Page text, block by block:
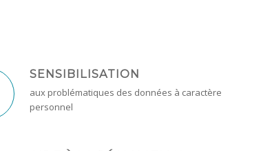
SENSIBILISATION
aux problématiques des données à caractère
personnel